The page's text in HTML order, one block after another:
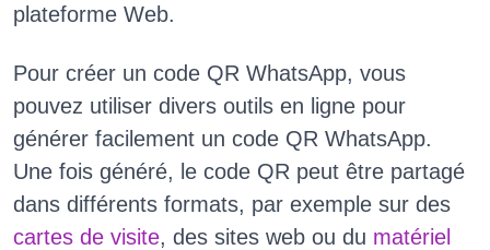
plateforme Web.
Pour créer un code QR WhatsApp, vous
pouvez utiliser divers outils en ligne pour
générer facilement un code QR WhatsApp.
Une fois généré, le code QR peut être partagé
dans différents formats, par exemple sur des
cartes de visite, des sites web ou du matériel